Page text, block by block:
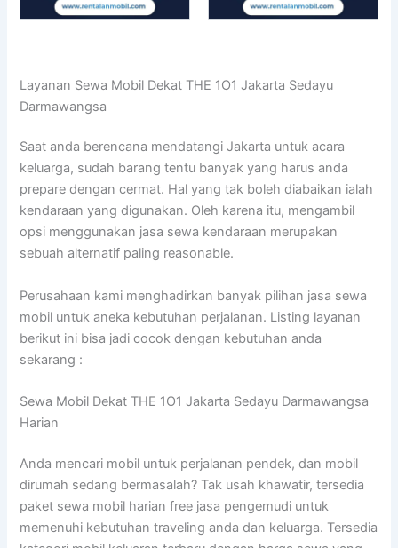
Layanan Sewa Mobil Dekat THE 1O1 Jakarta Sedayu
Darmawangsa
Saat anda berencana mendatangi Jakarta untuk acara
keluarga, sudah barang tentu banyak yang harus anda
prepare dengan cermat. Hal yang tak boleh diabaikan ialah
kendaraan yang digunakan. Oleh karena itu, mengambil
opsi menggunakan jasa sewa kendaraan merupakan
sebuah alternatif paling reasonable.
Perusahaan kami menghadirkan banyak pilihan jasa sewa
mobil untuk aneka kebutuhan perjalanan. Listing layanan
berikut ini bisa jadi cocok dengan kebutuhan anda
sekarang :
Sewa Mobil Dekat THE 1O1 Jakarta Sedayu Darmawangsa
Harian
Anda mencari mobil untuk perjalanan pendek, dan mobil
dirumah sedang bermasalah? Tak usah khawatir, tersedia
paket sewa mobil harian free jasa pengemudi untuk
memenuhi kebutuhan traveling anda dan keluarga. Tersedia